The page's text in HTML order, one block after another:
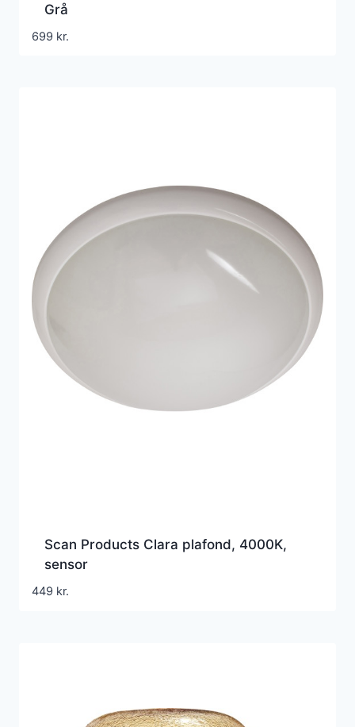
Grå
699 kr.
Scan Products Clara plafond, 4000K,
sensor
449 kr.